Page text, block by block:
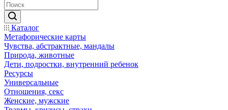
Каталог
Mетафорические карты
Чувства, абстрактные, мандалы
Природа, животные
Дети, подростки, внутренний ребенок
Ресурсы
Универсальные
Отношения, секс
Женские, мужские